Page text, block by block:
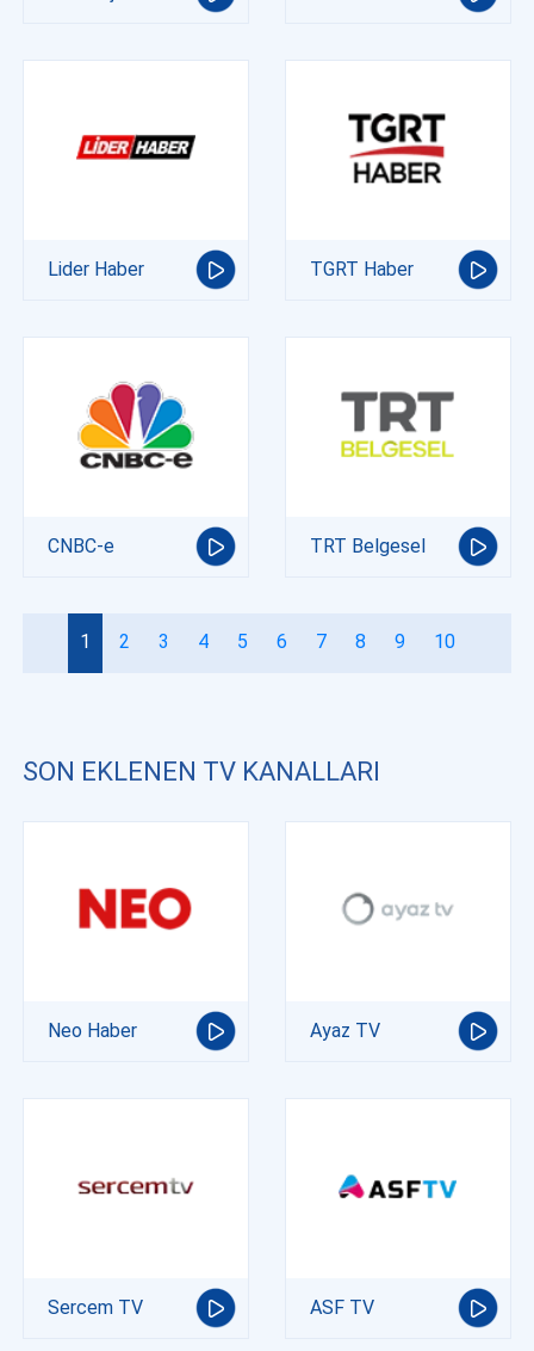
Lider Haber TGRT Haber
CNBC-e TRT Belgesel
1 2 3 4 5 6 7 8 9 10
SON EKLENEN TV KANALLARI
Neo Haber Ayaz TV
Sercem TV ASF TV